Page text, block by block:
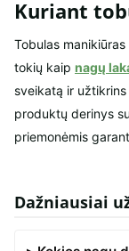
Kuriant
Tobulas
tokių kaip nagų
sveikatą ir
produktų derinys
priemonėmis
Dažniausiai